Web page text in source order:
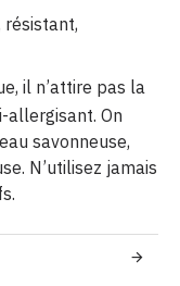
résistant,
il n’attire pas la
allergisant. On
savonneuse,
N’utilisez jamais